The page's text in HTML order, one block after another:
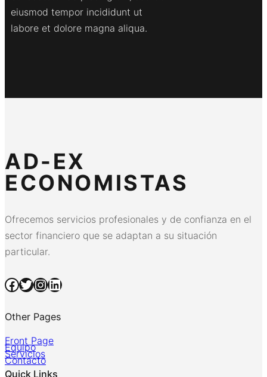
eiusmod tempor incididunt ut
labore et dolore magna aliqua.
AD-EX
ECONOMISTAS
Ofrecemos servicios profesionales y de confianza en el
sector financiero que se adaptan a su situación
particular.
Facebook Twitter InstagramLinkedIn
Other Pages
Front Page
Equipo
Servicios
Contacto
Quick Links